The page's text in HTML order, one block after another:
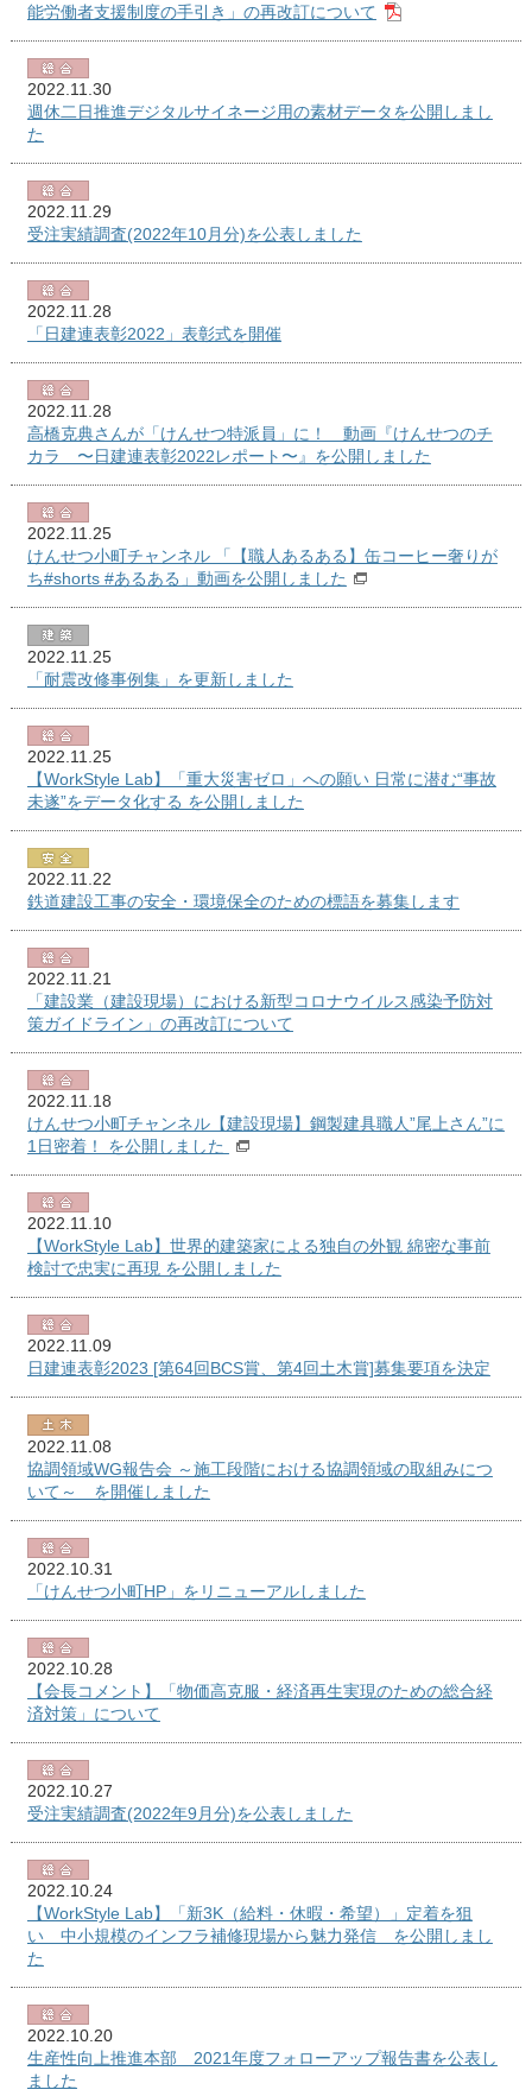
能労働者支援制度の手引き」の再改訂について
2022.11.30
週休二日推進デジタルサイネージ用の素材データを公開しまし
た
2022.11.29
受注実績調査(2022年10月分)を公表しました
2022.11.28
「日建連表彰2022」表彰式を開催
2022.11.28
高橋克典さんが「けんせつ特派員」に！ 動画『けんせつのチ
カラ 〜日建連表彰2022レポート〜』を公開しました
2022.11.25
けんせつ小町チャンネル 「【職人あるある】缶コーヒー奢りが
ち#shorts #あるある」動画を公開しました
2022.11.25
「耐震改修事例集」を更新しました
2022.11.25
【WorkStyle Lab】「重大災害ゼロ」への願い 日常に潜む“事故
未遂”をデータ化する を公開しました
2022.11.22
鉄道建設工事の安全・環境保全のための標語を募集します
2022.11.21
「建設業（建設現場）における新型コロナウイルス感染予防対
策ガイドライン」の再改訂について
2022.11.18
けんせつ小町チャンネル【建設現場】鋼製建具職人”尾上さん”に
1日密着！ を公開しました
2022.11.10
【WorkStyle Lab】世界的建築家による独自の外観 綿密な事前
検討で忠実に再現 を公開しました
2022.11.09
日建連表彰2023 [第64回BCS賞、第4回土木賞]募集要項を決定
2022.11.08
協調領域WG報告会 ～施工段階における協調領域の取組みにつ
いて～ を開催しました
2022.10.31
「けんせつ小町HP」をリニューアルしました
2022.10.28
【会長コメント】「物価高克服・経済再生実現のための総合経
済対策」について
2022.10.27
受注実績調査(2022年9月分)を公表しました
2022.10.24
【WorkStyle Lab】「新3K（給料・休暇・希望）」定着を狙
い 中小規模のインフラ補修現場から魅力発信 を公開しまし
た
2022.10.20
生産性向上推進本部 2021年度フォローアップ報告書を公表し
ました